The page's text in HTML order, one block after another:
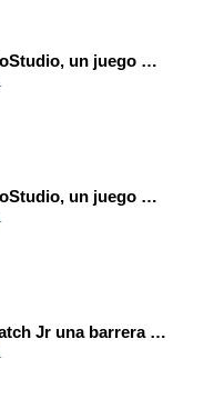
Programa con OctoStudio, un juego de disparos contra Zombies con un cargador basado en el House of the dead
Programa con OctoStudio, un juego homenajeando al House of the dead con Zombies
Programa con Scratch Jr una barrera que se desplaza para dar sensación de movimiento